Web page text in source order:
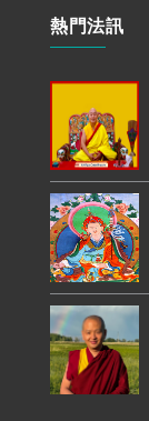
熱門法訊